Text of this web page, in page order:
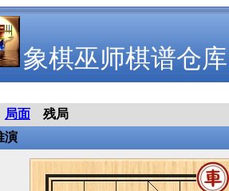
象棋巫师棋谱仓库
局面
残局
演